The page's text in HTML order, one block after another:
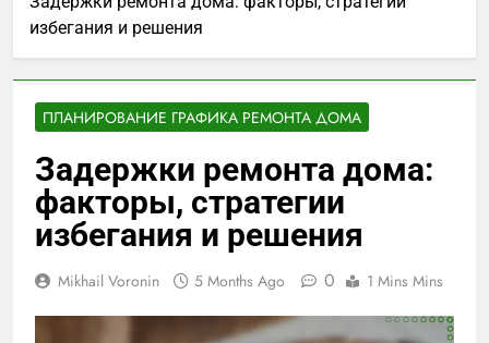
избегания и решения
ПЛАНИРОВАНИЕ ГРАФИКА РЕМОНТА ДОМА
Задержки ремонта дома:
факторы, стратегии
избегания и решения
Mikhail Voronin 5 Months Ago 0 1 Mins Mins